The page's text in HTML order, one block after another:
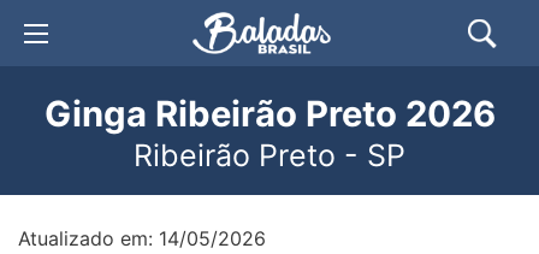
Ginga Ribeirão Preto 2026
Ribeirão Preto - SP
Atualizado em: 14/05/2026